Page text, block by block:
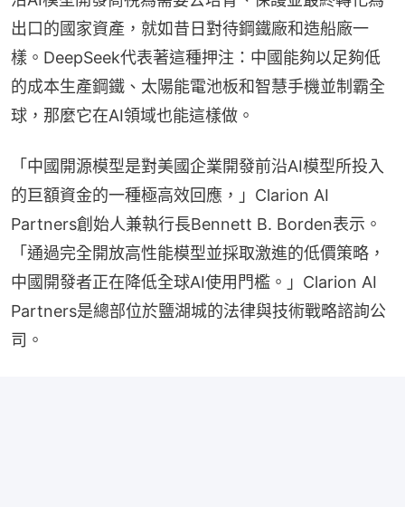
出口的國家資產，就如昔日對待鋼鐵廠和造船廠一
樣。DeepSeek代表著這種押注：中國能夠以足夠低
的成本生產鋼鐵、太陽能電池板和智慧手機並制霸全
球，那麼它在AI領域也能這樣做。
「中國開源模型是對美國企業開發前沿AI模型所投入
的巨額資金的一種極高效回應，」Clarion AI
Partners創始人兼執行長Bennett B. Borden表示。
「通過完全開放高性能模型並採取激進的低價策略，
中國開發者正在降低全球AI使用門檻。」Clarion AI
Partners是總部位於鹽湖城的法律與技術戰略諮詢公
司。